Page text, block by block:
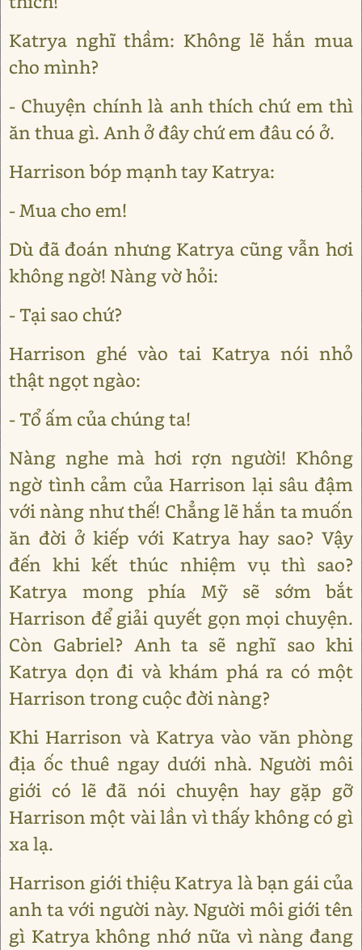
Katrya nghĩ thầm: Không lẽ hắn mua
cho mình?
- Chuyện chính là anh thích chứ em thì
ăn thua gì. Anh ở đây chứ em đâu có ở.
Harrison bóp mạnh tay Katrya:
- Mua cho em!
Dù đã đoán nhưng Katrya cũng vẫn hơi
không ngờ! Nàng vờ hỏi:
- Tại sao chứ?
Harrison ghé vào tai Katrya nói nhỏ
thật ngọt ngào:
- Tổ ấm của chúng ta!
Nàng nghe mà hơi rợn người! Không
ngờ tình cảm của Harrison lại sâu đậm
với nàng như thế! Chẳng lẽ hắn ta muốn
ăn đời ở kiếp với Katrya hay sao? Vậy
đến khi kết thúc nhiệm vụ thì sao?
Katrya mong phía Mỹ sẽ sớm bắt
Harrison để giải quyết gọn mọi chuyện.
Còn Gabriel? Anh ta sẽ nghĩ sao khi
Katrya dọn đi và khám phá ra có một
Harrison trong cuộc đời nàng?
Khi Harrison và Katrya vào văn phòng
địa ốc thuê ngay dưới nhà. Người môi
giới có lẽ đã nói chuyện hay gặp gỡ
Harrison một vài lần vì thấy không có gì
xa lạ.
Harrison giới thiệu Katrya là bạn gái của
anh ta với người này. Người môi giới tên
gì Katrya không nhớ nữa vì nàng đang